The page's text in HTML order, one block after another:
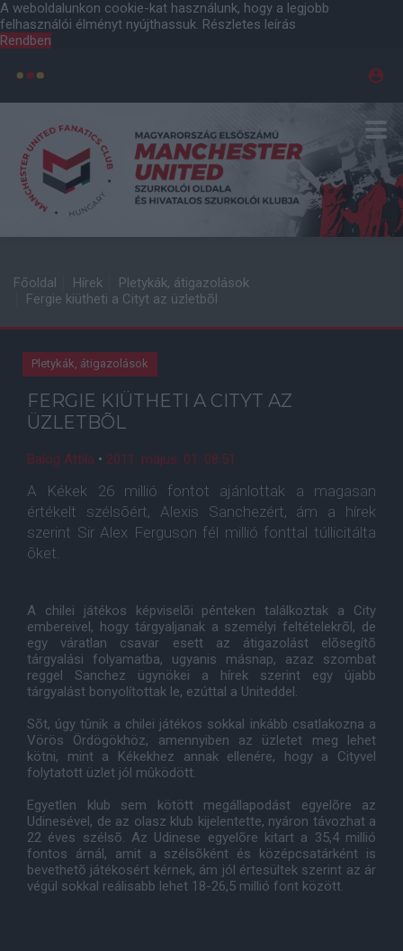
A weboldalunkon cookie-kat használunk, hogy a legjobb
felhasználói élményt nyújthassuk. Részletes leírás
Rendben
Főoldal Hírek
Pletykák, átigazolások
Fergie kiütheti a Cityt az üzletbõl
Pletykák, átigazolások
FERGIE KIÜTHETI A CITYT AZ
ÜZLETBÕL
Balog Attila • 2011. május. 01. 08:51
A Kékek 26 millió fontot ajánlottak a magasan
értékelt szélsõért, Alexis Sanchezért, ám a hírek
szerint Sir Alex Ferguson fél millió fonttal túllicitálta
õket.
A chilei játékos képviselõi pénteken találkoztak a City
embereivel, hogy tárgyaljanak a személyi feltételekrõl, de
egy váratlan csavar esett az átigazolást elõsegítõ
tárgyalási folyamatba, ugyanis másnap, azaz szombat
reggel Sanchez ügynökei a hírek szerint egy újabb
tárgyalást bonyolítottak le, ezúttal a Uniteddel.
Sõt, úgy tûnik a chilei játékos sokkal inkább csatlakozna a
Vörös Ördögökhöz, amennyiben az üzletet meg lehet
kötni, mint a Kékekhez annak ellenére, hogy a Cityvel
folytatott üzlet jól mûködött.
Egyetlen klub sem kötött megállapodást egyelõre az
Udinesével, de az olasz klub kijelentette, nyáron távozhat a
22 éves szélsõ. Az Udinese egyelõre kitart a 35,4 millió
fontos árnál, amit a szélsõként és középcsatárként is
bevethetõ játékosért kérnek, ám jól értesültek szerint az ár
végül sokkal reálisabb lehet 18-26,5 millió font között.